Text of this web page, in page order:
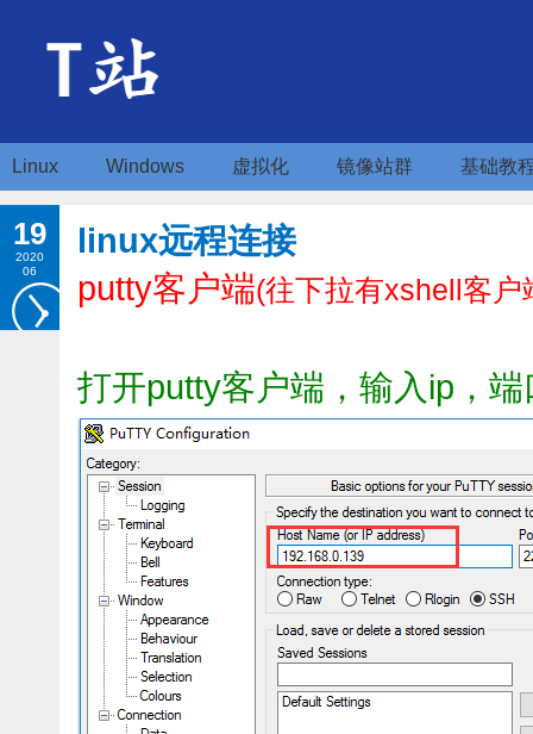
Linux Windows 虚拟化 镜像站群 基础教
19
2020
06
linux远程连接
putty客户端(往下拉有xshell客户
打开putty客户端，输入ip，